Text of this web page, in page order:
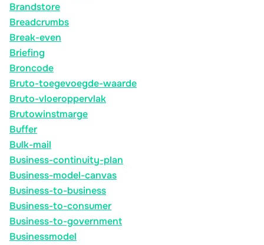
Brandstore
Breadcrumbs
Break-even
Briefing
Broncode
Bruto-toegevoegde-waarde
Bruto-vloeroppervlak
Brutowinstmarge
Buffer
Bulk-mail
Business-continuity-plan
Business-model-canvas
Business-to-business
Business-to-consumer
Business-to-government
Businessmodel